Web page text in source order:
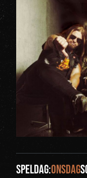
Speldag:onsdag